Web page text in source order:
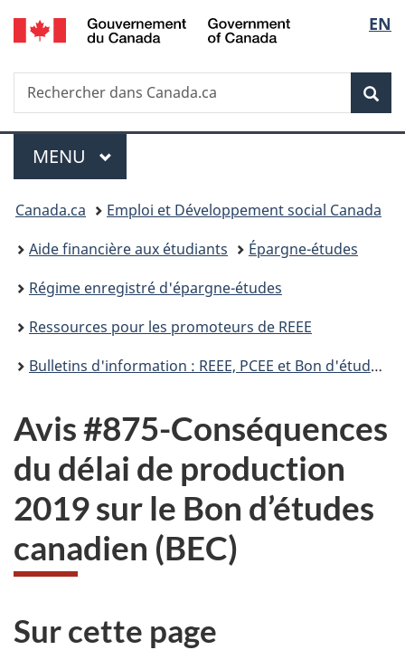
Passer
au
principal
Passer
à
Au
du
Passer
à
version
simplifiée
de
la
EN
Recherche
Rechercher
dans
Menu
MENU PRINCIPAL
Vous
êtes
ici :
Canada.ca
Emploi et Développement social Canada
Aide financière aux étudiants
Épargne-études
Régime enregistré d'épargne-études
Ressources pour les promoteurs de REEE
Bulletins d'information : REEE, PCEE et Bon d'études canadien
Avis #875-Conséquences
du délai de production
2019 sur le Bon d’études
canadien (BEC)
Sur cette page